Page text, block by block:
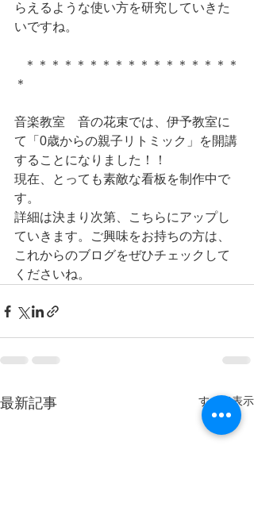
らえるような使い方を研究していきた
いですね。
＊
音楽教室　音の花束では、伊予教室に
て「0歳からの親子リトミック」を開講
することになりました！！
現在、とっても素敵な看板を制作中で
す。
詳細は決まり次第、こちらにアップし
ていきます。ご興味をお持ちの方は、
これからのブログをぜひチェックして
くださいね。
最新記事 すべて表示